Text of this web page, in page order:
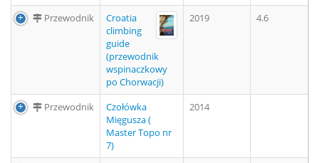
Przewodnik
Croatia
climbing
guide
(przewodnik
wspinaczkowy
po Chorwacji)
2019 4.6
Przewodnik
Czołówka
Mięgusza (
Master Topo nr
7)
2014